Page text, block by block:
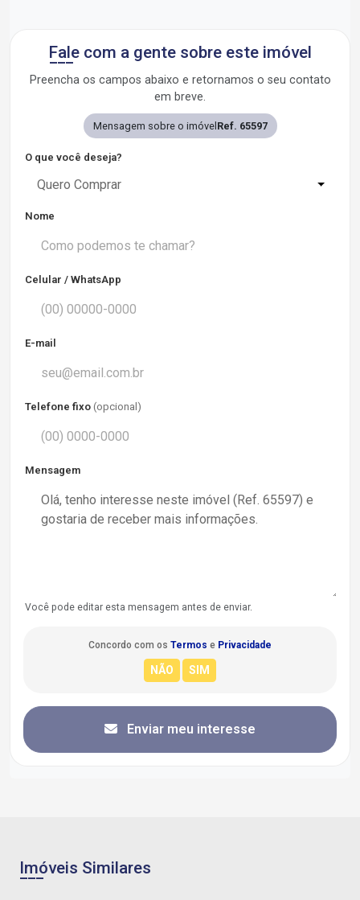
Fale com a gente sobre este imóvel
Preencha os campos abaixo e retornamos o seu contato
em breve.
Mensagem sobre o imóvel Ref. 65597
O que você deseja?
Quero Comprar
Nome
Celular / WhatsApp
E-mail
Telefone fixo (opcional)
Mensagem
Você pode editar esta mensagem antes de enviar.
Concordo com os Termos e Privacidade
Enviar meu interesse
Imóveis Similares